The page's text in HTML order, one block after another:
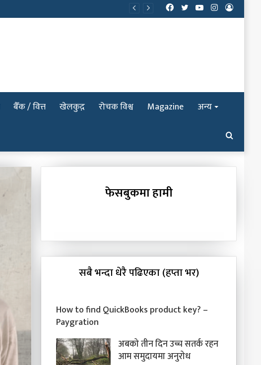
Log
Instagram
YouTube
Twitter
Facebook
बैँक / वित्त खेलकुद़़ रोचक विश्व Magazine अन्य
Search
for
फेसबुकमा हामी
सबै भन्दा धेरै पढिएका (हप्ता भर)
How to find QuickBooks product key? –
Paygration
अबको तीन दिन उच्च सतर्क रहन
आम समुदायमा अनुरोध